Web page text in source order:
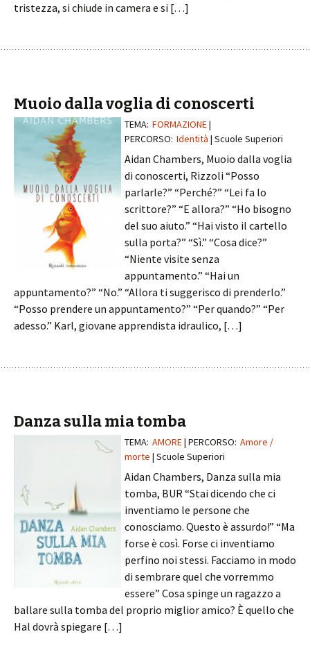
tristezza, si chiude in camera e si […]
Muoio dalla voglia di conoscerti
TEMA: FORMAZIONE|
PERCORSO: Identità | Scuole Superiori
Aidan Chambers, Muoio dalla voglia
di conoscerti, Rizzoli “Posso
parlarle?” “Perché?” “Lei fa lo
scrittore?” “E allora?” “Ho bisogno
del suo aiuto.” “Hai visto il cartello
sulla porta?” “Sì.” “Cosa dice?”
“Niente visite senza
appuntamento.” “Hai un
appuntamento?” “No.” “Allora ti suggerisco di prenderlo.”
“Posso prendere un appuntamento?” “Per quando?” “Per
adesso.” Karl, giovane apprendista idraulico, […]
Danza sulla mia tomba
TEMA: AMORE| PERCORSO: Amore /
morte | Scuole Superiori
Aidan Chambers, Danza sulla mia
tomba, BUR “Stai dicendo che ci
inventiamo le persone che
conosciamo. Questo è assurdo!” “Ma
forse è così. Forse ci inventiamo
perfino noi stessi. Facciamo in modo
di sembrare quel che vorremmo
essere” Cosa spinge un ragazzo a
ballare sulla tomba del proprio miglior amico? È quello che
Hal dovrà spiegare […]